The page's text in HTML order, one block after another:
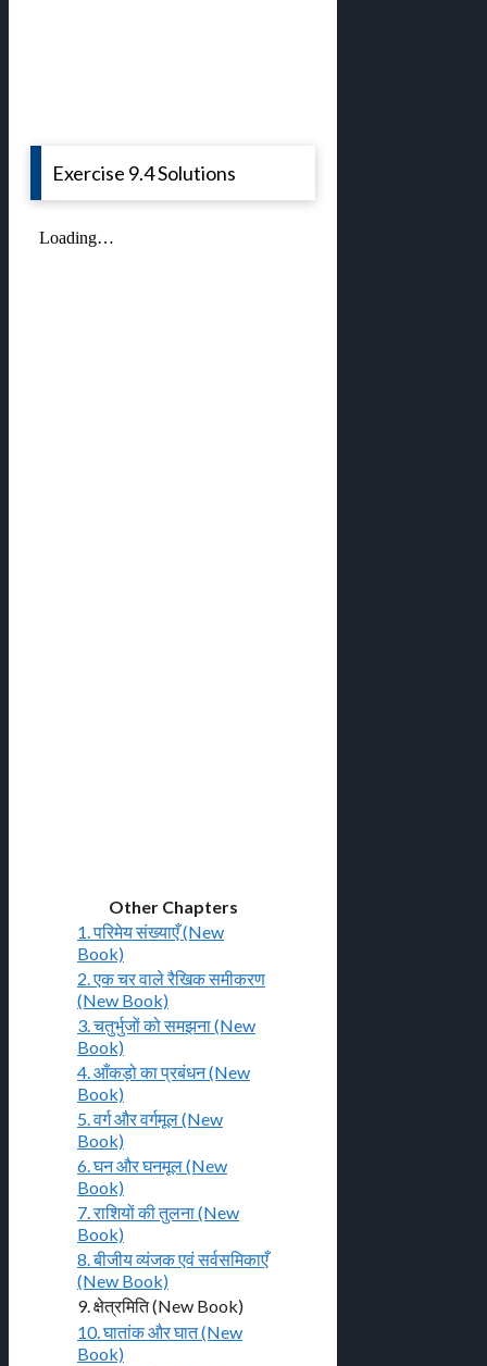
Exercise 9.4 Solutions
Other Chapters
1. परिमेय संख्याएँ (New
Book)
2. एक चर वाले रैखिक समीकरण
(New Book)
3. चतुर्भुजों को समझना (New
Book)
4. आँकड़ो का प्रबंधन (New
Book)
5. वर्ग और वर्गमूल (New
Book)
6. घन और घनमूल (New
Book)
7. राशियों की तुलना (New
Book)
8. बीजीय व्यंजक एवं सर्वसमिकाएँ
(New Book)
9. क्षेत्रमिति (New Book)
10. घातांक और घात (New
Book)